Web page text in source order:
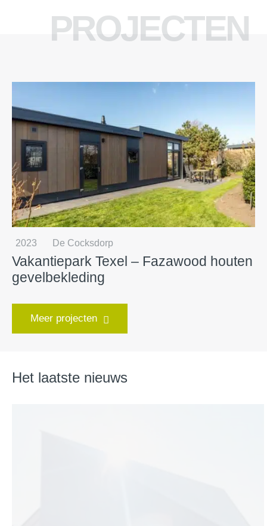
PROJECTEN
2023 De Cocksdorp
Vakantiepark Texel – Fazawood houten
gevelbekleding
Meer projecten
Het laatste nieuws